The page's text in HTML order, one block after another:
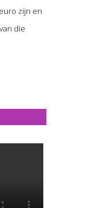
zijn en
die